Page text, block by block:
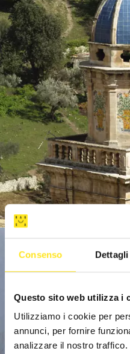
Consenso Dettagli
Questo sito web utilizza i
Utilizziamo i cookie per
annunci, per fornire
analizzare il nostro